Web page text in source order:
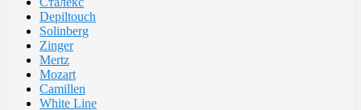
Depiltouch
Solinberg
Zinger
Mertz
Mozart
Camillen
White Line